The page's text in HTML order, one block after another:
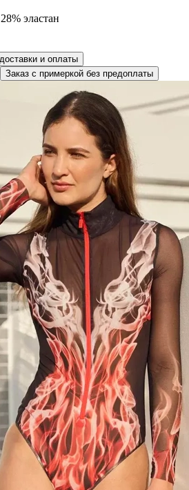
эластан
и оплаты
Заказ с примеркой без предоплаты